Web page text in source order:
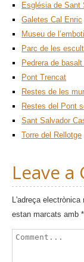
Església de Sant
Galetes Cal Enric
Museu de
Parc de les
Pedrera de
Pont Trencat
Restes de les
Restes del Pont
Sant Salvador
Torre del Rellotge
Leave
L'adreça electrònica
estan marcats amb*